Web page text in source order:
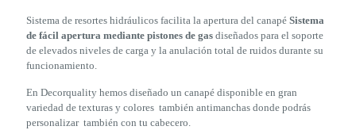
Sistema de resortes hidráulicos facilita la apertura del canapé Sistema
de fácil apertura mediante pistones de gas diseñados para el soporte
de elevados niveles de carga y la anulación total de ruidos durante su
funcionamiento.
En Decorquality hemos diseñado un canapé disponible en gran
variedad de texturas y colores también antimanchas donde podrás
personalizar también con tu cabecero.